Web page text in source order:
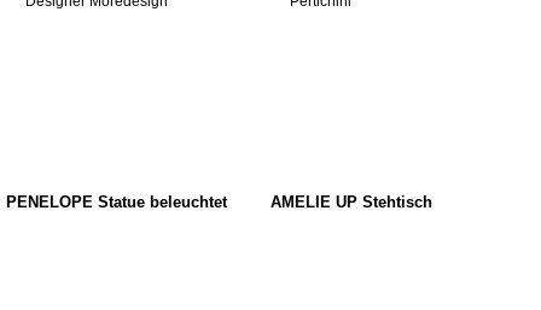
PENELOPE Statue beleuchtet AMELIE UP Stehtisch